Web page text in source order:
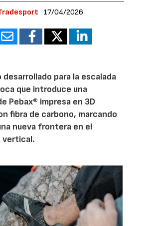
17/04/2026
para la escalada
que introduce una
Pebax® impresa en 3D
fibra de carbono, marcando
nueva frontera en el
vertical.